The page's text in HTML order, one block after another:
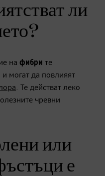
ли
на фибри те
могат да повлияят
. Те действат леко
чревни
или
е